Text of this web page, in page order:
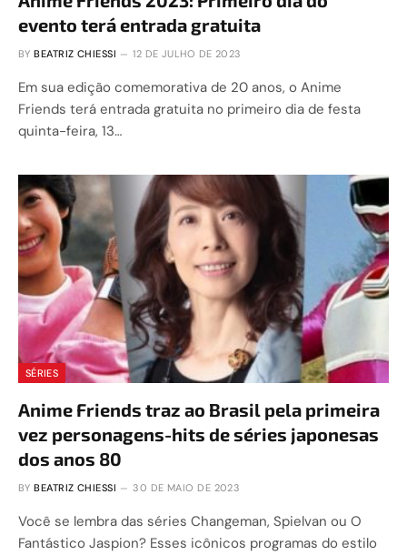
evento terá entrada gratuita
BY BEATRIZ CHIESSI 12 DE JULHO DE 2023
Em sua edição comemorativa de 20 anos, o Anime
Friends terá entrada gratuita no primeiro dia de festa
quinta-feira, 13…
SÉRIES
Anime Friends traz ao Brasil pela primeira
vez personagens-hits de séries japonesas
dos anos 80
BY BEATRIZ CHIESSI 30 DE MAIO DE 2023
Você se lembra das séries Changeman, Spielvan ou O
Fantástico Jaspion? Esses icônicos programas do estilo